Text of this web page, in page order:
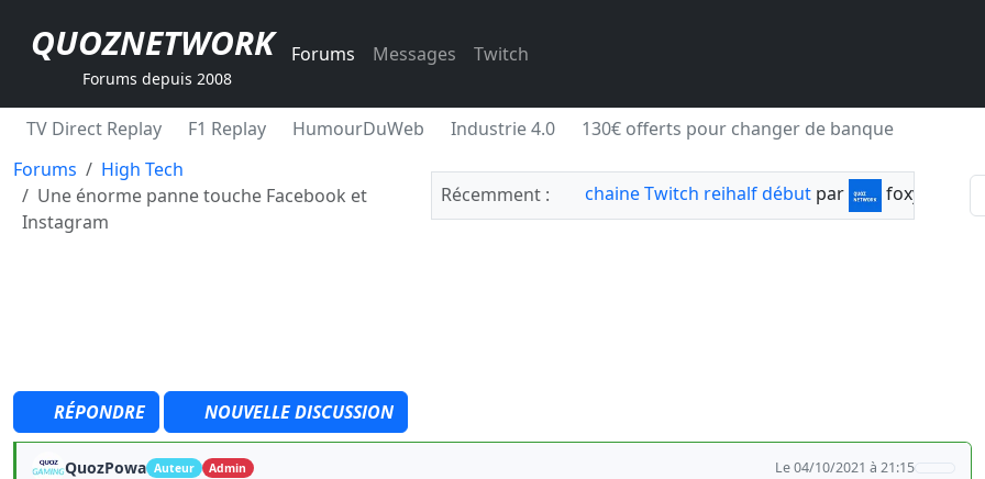
QUOZNETWORK
Forums depuis 2008
Forums Messages Twitch
TV Direct Replay F1 Replay HumourDuWeb Industrie 4.0
130€ offerts pour changer de banque
Forums
High Tech
Une énorme panne touche Facebook et
Instagram
Récemment : chaine Twitch reihalf début par foxylabnyy
RÉPONDRE NOUVELLE DISCUSSION
QuozPowa Auteur Admin Le 04/10/2021 à 21:15